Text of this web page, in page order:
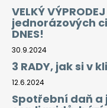
16MG
169
Kč
VELKÝ
jednorázových
DNES!
30.9.2024
3 RADY, jak si v
12.6.2024
Spotřební daň a